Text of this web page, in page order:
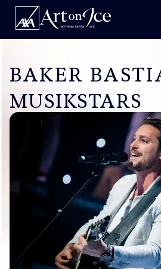
BAKER
MUSIKSTARS